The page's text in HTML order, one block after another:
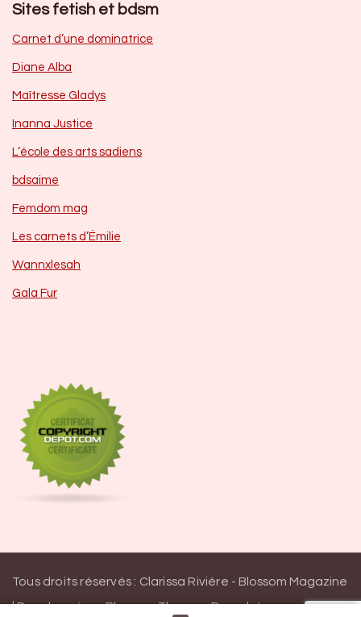
Sites fetish et bdsm
Carnet d’une dominatrice
Diane Alba
Maîtresse Gladys
Inanna Justice
L’école des arts sadiens
bdsaime
Femdom mag
Les carnets d’Émilie
Wannxlesah
Gala Fur
Tous droits réservés : Clarissa Rivière - Blossom Magazine
| Developpé parBlossom Themes.Propulsé par